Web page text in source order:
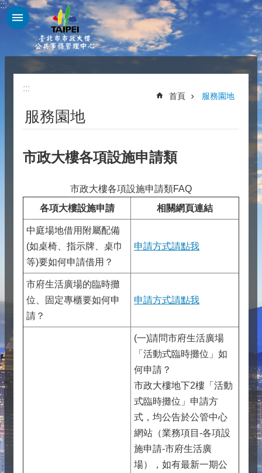
跳到主要內容區塊
:::
:::
首頁 服務園地
服務園地
市政大樓各項設施申請類
各項大樓設施申請 相關網頁連結
市政大樓各項設施申請類FAQ
中庭場地借用附屬配備
(如桌椅、指示牌、桌巾
等)要如何申請借用？
申請方式請點我
市府生活廣場的臨時攤
位、固定專櫃要如何申
請？
申請方式請點我
(一)請問市府生活廣場
「活動式臨時攤位」如
何申請？
市政大樓地下2樓「活動
式臨時攤位」申請方
式，均公告於公管中心
網站（業務項目-各項設
施申請-市府生活廣
場），如有最新一期公